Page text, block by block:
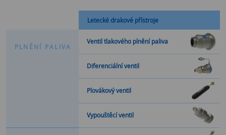
Letecké drakové přístroje
P LN Ě N Í PAL IVA
Ventil tlakového plnění paliva
Diferenciální ventil
Plovákový ventil
Vypouštěcí ventil